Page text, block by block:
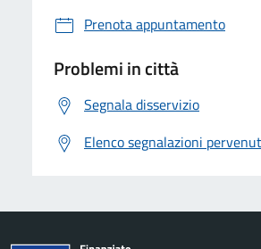
Prenota appuntamento
Problemi in città
Segnala disservizio
Elenco segnalazioni